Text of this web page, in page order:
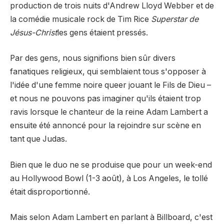
production de trois nuits d'Andrew Lloyd Webber et de
la comédie musicale rock de Tim Rice Superstar de
Jésus-Christles gens étaient pressés.
Par des gens, nous signifions bien sûr divers
fanatiques religieux, qui semblaient tous s'opposer à
l'idée d'une femme noire queer jouant le Fils de Dieu –
et nous ne pouvons pas imaginer qu'ils étaient trop
ravis lorsque le chanteur de la reine Adam Lambert a
ensuite été annoncé pour la rejoindre sur scène en
tant que Judas.
Bien que le duo ne se produise que pour un week-end
au Hollywood Bowl (1-3 août), à Los Angeles, le tollé
était disproportionné.
Mais selon Adam Lambert en parlant à Billboard, c'est